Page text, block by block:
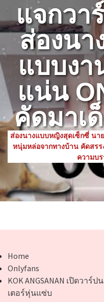
แจกวา
ส่องนา
แบบง
แน่น
คัดมาเ
ส่องนางแบบหญิงสุดเซ็กซี่ น
หนุ่มหล่อจากทางบ้าน คัดสรร
ความบร
Home
Onlyfans
KOK ANGSANAN เปิดวา
เตอร์หุ่นแซ่บ